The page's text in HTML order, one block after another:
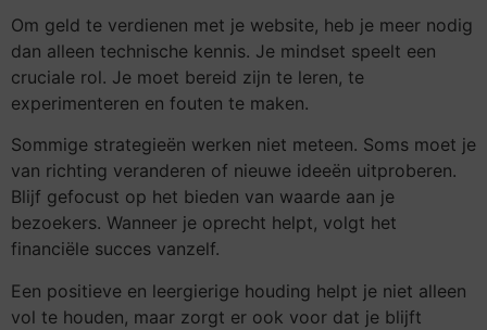
Om geld te verdienen met je website, heb je meer nodig
dan alleen technische kennis. Je mindset speelt een
cruciale rol. Je moet bereid zijn te leren, te
experimenteren en fouten te maken.
Sommige strategieën werken niet meteen. Soms moet je
van richting veranderen of nieuwe ideeën uitproberen.
Blijf gefocust op het bieden van waarde aan je
bezoekers. Wanneer je oprecht helpt, volgt het
financiële succes vanzelf.
Een positieve en leergierige houding helpt je niet alleen
vol te houden, maar zorgt er ook voor dat je blijft